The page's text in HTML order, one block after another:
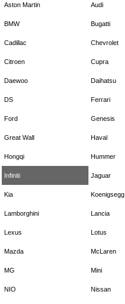
Aston Martin Audi
BMW Bugatti
Cadillac Chevrolet
Citroen Cupra
Daewoo Daihatsu
DS Ferrari
Ford Genesis
Great Wall Haval
Hongqi Hummer
Infiniti Jaguar
Kia Koenigsegg
Lamborghini Lancia
Lexus Lotus
Mazda McLaren
MG Mini
NIO Nissan